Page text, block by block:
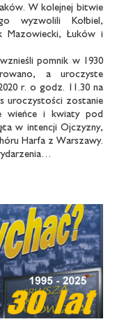
W kolejnej bitwie
wyzwolili Kołbiel,
Mazowiecki, Łuków i
pomnik w 1930
a uroczyste
r. o godz. 11.30 na
uroczystości zostanie
wieńce i kwiaty pod
w intencji Ojczyzny,
Harfa z Warszawy.